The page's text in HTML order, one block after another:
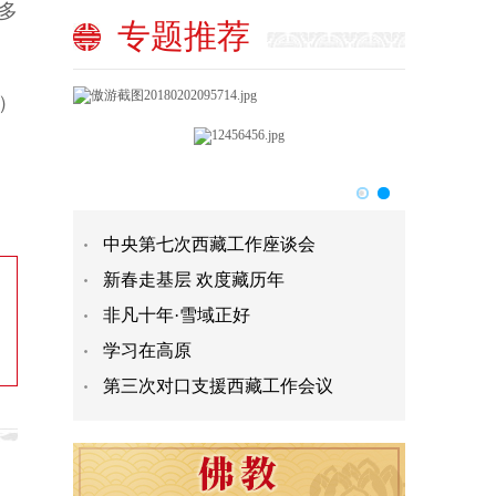
专题推荐
中央第七次西藏工作座谈会
新春走基层 欢度藏历年
非凡十年·雪域正好
学习在高原
第三次对口支援西藏工作会议